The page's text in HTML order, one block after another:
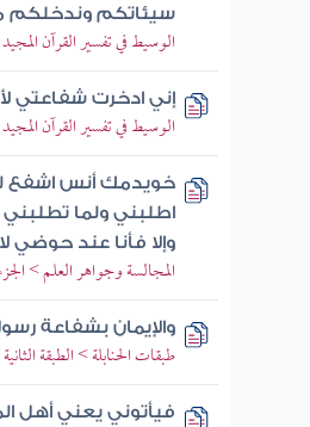
سيئاتكم وندخلكم
الوسيط في تفسير القرآن المجيد
إني ادخرت شفاعتي
الوسيط في تفسير القرآن المجيد
خويدمك أنس اشفع
اطلبني ولما تطلبني
وإلا فأنا عند حوضي
المجالسة وجواهر العلم >
والإيمان بشفاعة
طبقات الحنابلة > الطبقة
فيأتوني يعني أهل